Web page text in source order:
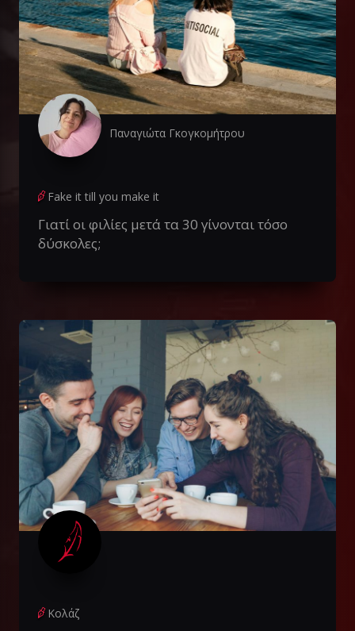
Παναγιώτα Γκογκομήτρου
Fake it till you make it
Γιατί οι φιλίες μετά τα 30 γίνονται τόσο
δύσκολες;
Κολάζ